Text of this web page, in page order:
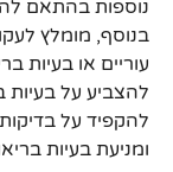
נוספות בהתאם
בנוסף, מומלץ
עוריים או בעיות
להצביע על בעיות
להקפיד על
ומניעת בעיות